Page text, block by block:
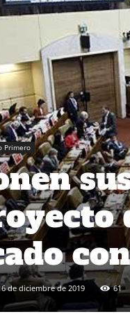
Primero
de diciembre de 2019 61